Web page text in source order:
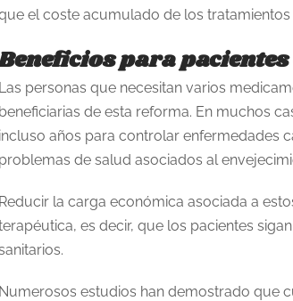
el coste acumulado de los
para
Las personas que necesitan varios
beneficiarias de esta reforma. En muchos
incluso años para controlar enfermedades
problemas de salud asociados al
Reducir la carga económica asociada a
es decir, que los pacientes
Numerosos estudios han demostrado que